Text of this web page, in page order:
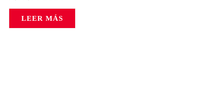
LEER MÁS